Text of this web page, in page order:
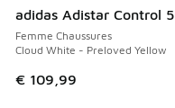
adidas Adistar Control 5
Femme Chaussures
Cloud White - Preloved Yellow
€ 109,99